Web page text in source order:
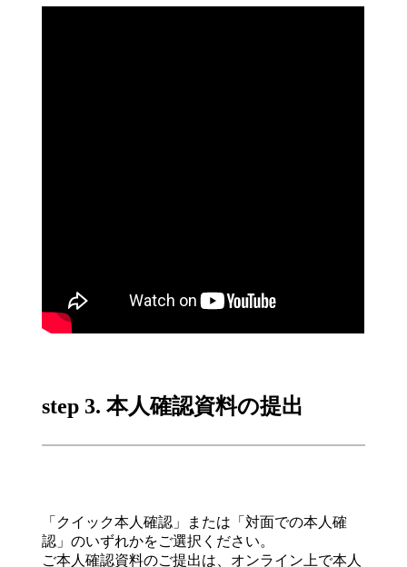
step 3. 本人確認資料の提出
「クイック本人確認」または「対面での本人確
認」のいずれかをご選択ください。
ご本人確認資料のご提出は、オンライン上で本人